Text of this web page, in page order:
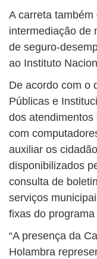
A carreta
intermediação de
de seguro-
ao Instituto
De acordo com o
Públicas e
dos
com
auxiliar os
disponibilizados
consulta de
serviços
fixas do
“A presença da
Holambra